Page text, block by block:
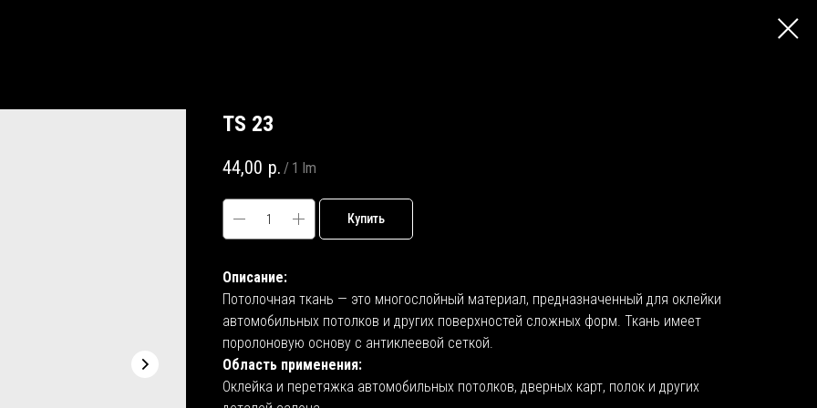
TS 23
44,00 р. / 1 lm
Купить
Описание:
Потолочная ткань — это многослойный материал, предназначенный для оклейки
автомобильных потолков и других поверхностей сложных форм. Ткань имеет
поролоновую основу с антиклеевой сеткой.
Область применения:
Оклейка и перетяжка автомобильных потолков, дверных карт, полок и других